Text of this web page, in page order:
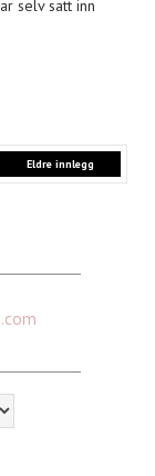
selv satt inn
Eldre innlegg